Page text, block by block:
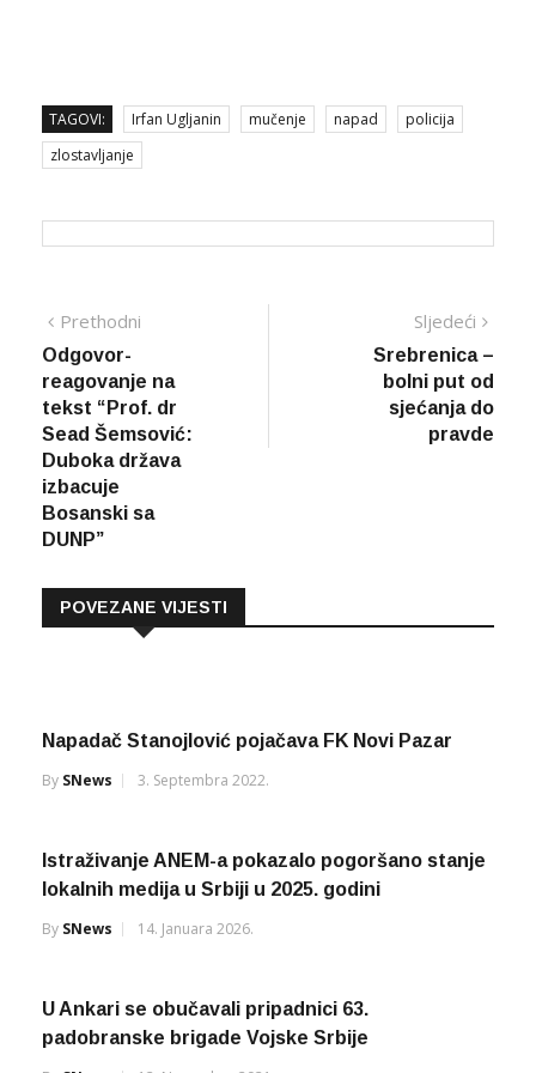
TAGOVI: Irfan Ugljanin mučenje napad
policija
zlostavljanje
Navigacija
članaka
Prethodni
Odgovor-
reagovanje na
tekst “Prof. dr
Sead Šemsović:
Duboka država
izbacuje
Bosanski sa
DUNP”
Sljedeći
Srebrenica –
bolni put od
sjećanja do
pravde
POVEZANE VIJESTI
Napadač Stanojlović pojačava FK Novi Pazar
By SNews 3. Septembra 2022.
Istraživanje ANEM-a pokazalo pogoršano stanje
lokalnih medija u Srbiji u 2025. godini
By SNews 14. Januara 2026.
U Ankari se obučavali pripadnici 63.
padobranske brigade Vojske Srbije